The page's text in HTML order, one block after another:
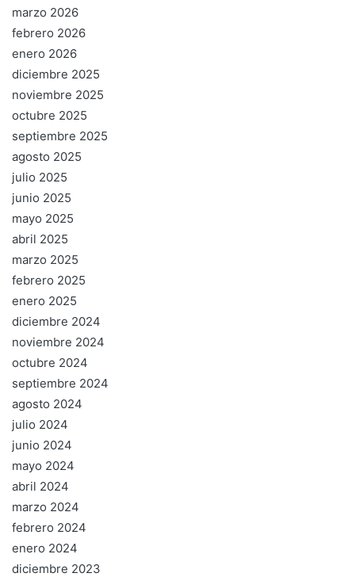
marzo 2026
febrero 2026
enero 2026
diciembre 2025
noviembre 2025
octubre 2025
septiembre 2025
agosto 2025
julio 2025
junio 2025
mayo 2025
abril 2025
marzo 2025
febrero 2025
enero 2025
diciembre 2024
noviembre 2024
octubre 2024
septiembre 2024
agosto 2024
julio 2024
junio 2024
mayo 2024
abril 2024
marzo 2024
febrero 2024
enero 2024
diciembre 2023